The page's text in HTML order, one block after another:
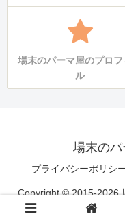
場末のパーマ屋のプロフ
ル
場末の
プライバシーポリシ
Copyright © 2015-2026